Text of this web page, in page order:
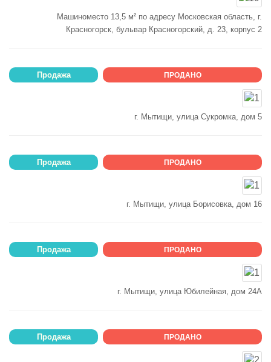
Машиноместо 13,5 м² по адресу Московская область, г.
Красногорск, бульвар Красногорский, д. 23, корпус 2
Продажа ПРОДАНО
г. Мытищи, улица Сукромка, дом 5
Продажа ПРОДАНО
г. Мытищи, улица Борисовка, дом 16
Продажа ПРОДАНО
г. Мытищи, улица Юбилейная, дом 24А
Продажа ПРОДАНО